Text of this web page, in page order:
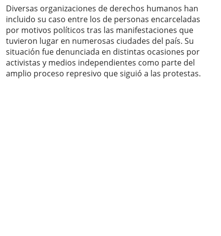
Diversas organizaciones de derechos humanos han
incluido su caso entre los de personas encarceladas
por motivos políticos tras las manifestaciones que
tuvieron lugar en numerosas ciudades del país. Su
situación fue denunciada en distintas ocasiones por
activistas y medios independientes como parte del
amplio proceso represivo que siguió a las protestas.